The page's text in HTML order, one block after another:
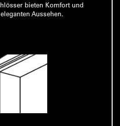
bieten Komfort und
Aussehen.